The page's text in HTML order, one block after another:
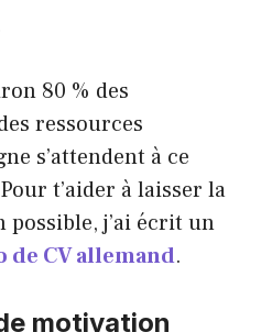
80 % des
ressources
s’attendent à ce
t’aider à laisser la
j’ai écrit un
de CV allemand.
motivation